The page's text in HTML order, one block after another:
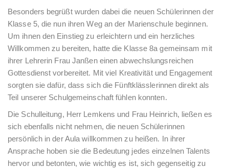
Besonders begrüßt wurden dabei die neuen Schülerinnen der
Klasse 5, die nun ihren Weg an der Marienschule beginnen.
Um ihnen den Einstieg zu erleichtern und ein herzliches
Willkommen zu bereiten, hatte die Klasse 8a gemeinsam mit
ihrer Lehrerin Frau Janßen einen abwechslungsreichen
Gottesdienst vorbereitet. Mit viel Kreativität und Engagement
sorgten sie dafür, dass sich die Fünftklässlerinnen direkt als
Teil unserer Schulgemeinschaft fühlen konnten.
Die Schulleitung, Herr Lemkens und Frau Heinrich, ließen es
sich ebenfalls nicht nehmen, die neuen Schülerinnen
persönlich in der Aula willkommen zu heißen. In ihrer
Ansprache hoben sie die Bedeutung jedes einzelnen Talents
hervor und betonten, wie wichtig es ist, sich gegenseitig zu